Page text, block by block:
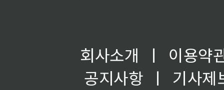
회사소개 ㅣ
이용약
공지사항
ㅣ
기사제